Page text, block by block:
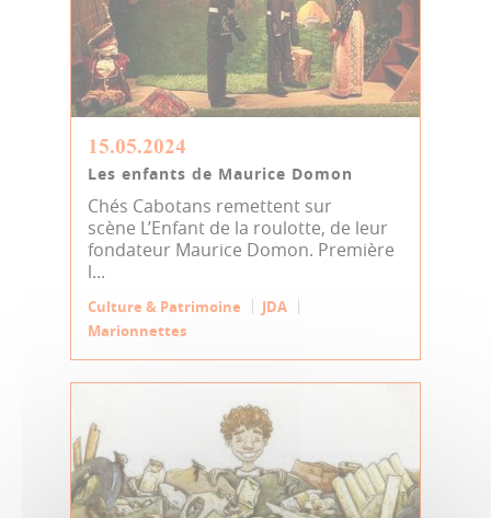
15.05.2024
Les enfants de Maurice Domon
Chés Cabotans remettent sur
scène L’Enfant de la roulotte, de leur
fondateur Maurice Domon. Première
l...
Culture & Patrimoine
JDA
Marionnettes